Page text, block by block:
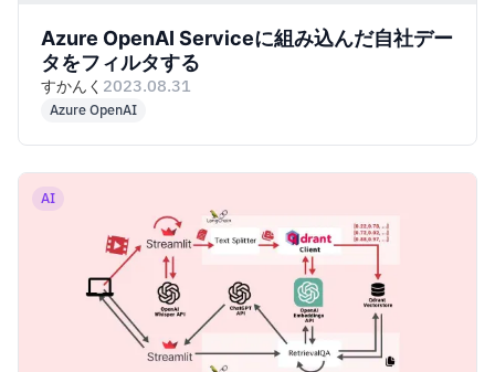
Azure OpenAI Serviceに組み込んだ自社デー
タをフィルタする
すかんく 2023.08.31
Azure OpenAI
AI